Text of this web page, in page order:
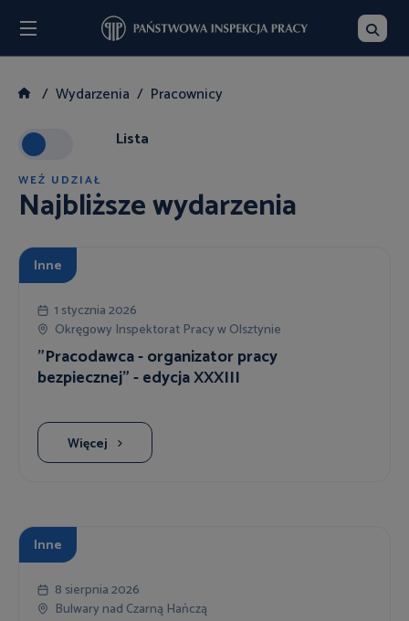
Wydarzenia
Pracownicy
Lista
WEŹ UDZIAŁ
Najbliższe wydarzenia
Inne
1 stycznia 2026
Okręgowy Inspektorat Pracy w Olsztynie
"Pracodawca - organizator pracy
bezpiecznej" - edycja XXXIII
Więcej
Inne
8 sierpnia 2026
Bulwary nad Czarną Hańczą
Szukaj